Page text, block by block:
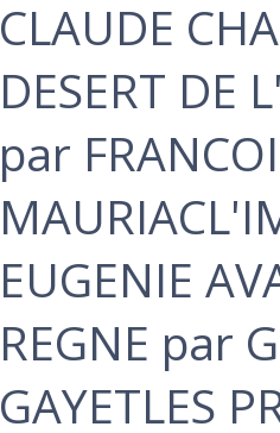
CLAUDE
DESERT DE
par
EUGENIE
REGNE par
GAYETLES